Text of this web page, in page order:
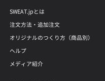
SWEAT.jpとは
注文方法・追加注文
オリジナルのつくり方（商品別）
ヘルプ
メディア紹介